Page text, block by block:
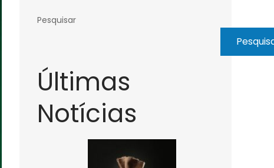
Pesquisar
Últimas
Notícias